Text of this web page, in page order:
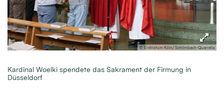
© Erzbistum Köln/ Schlimbach-Quarrella
Kardinal Woelki spendete das Sakrament der Firmung in
Düsseldorf